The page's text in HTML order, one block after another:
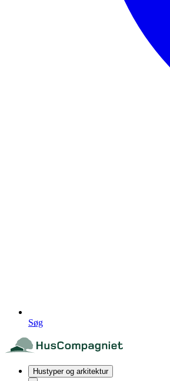
Søg
Hustyper og arkitektur